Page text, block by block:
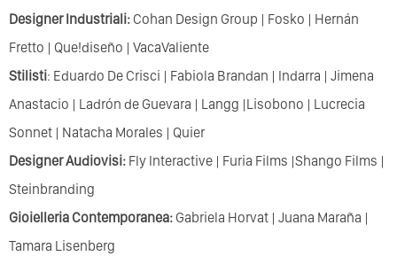
Designer Industriali: Cohan Design Group | Fosko | Hernán
Fretto | Que!diseño | VacaValiente
Stilisti: Eduardo De Crisci | Fabiola Brandan | Indarra | Jimena
Anastacio | Ladrón de Guevara | Langg |Lisobono | Lucrecia
Sonnet | Natacha Morales | Quier
Designer Audiovisi: Fly Interactive | Furia Films |Shango Films |
Steinbranding
Gioielleria Contemporanea: Gabriela Horvat | Juana Maraña |
Tamara Lisenberg